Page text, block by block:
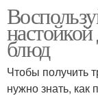
блюд
Чтобы получить
нужно знать, как